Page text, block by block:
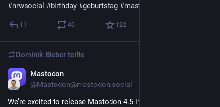
#nrwsocial #birthday #geburtstag #mastoadmin
11 40 122
Dominik Bieber teilte
Mastodon
@Mastodon@mastodon.social
We’re excited to release Mastodon 4.5 into the world! Arriving